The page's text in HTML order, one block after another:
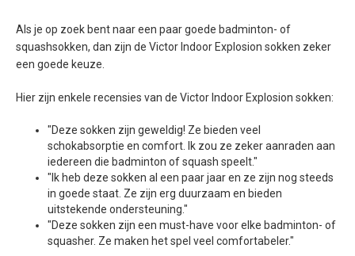
Als je op zoek bent naar een paar goede badminton- of
squashsokken, dan zijn de Victor Indoor Explosion sokken zeker
een goede keuze.
Hier zijn enkele recensies van de Victor Indoor Explosion sokken:
"Deze sokken zijn geweldig! Ze bieden veel
schokabsorptie en comfort. Ik zou ze zeker aanraden aan
iedereen die badminton of squash speelt."
"Ik heb deze sokken al een paar jaar en ze zijn nog steeds
in goede staat. Ze zijn erg duurzaam en bieden
uitstekende ondersteuning."
"Deze sokken zijn een must-have voor elke badminton- of
squasher. Ze maken het spel veel comfortabeler."